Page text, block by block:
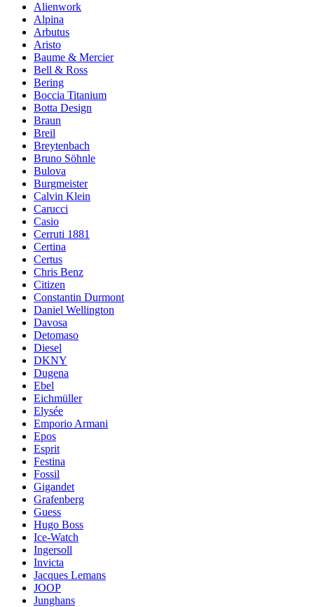
Alienwork
Alpina
Arbutus
Aristo
Baume & Mercier
Bell & Ross
Bering
Boccia Titanium
Botta Design
Braun
Breil
Breytenbach
Bruno Söhnle
Bulova
Burgmeister
Calvin Klein
Carucci
Casio
Cerruti 1881
Certina
Certus
Chris Benz
Citizen
Constantin Durmont
Daniel Wellington
Davosa
Detomaso
Diesel
DKNY
Dugena
Ebel
Eichmüller
Elysée
Emporio Armani
Epos
Esprit
Festina
Fossil
Gigandet
Grafenberg
Guess
Hugo Boss
Ice-Watch
Ingersoll
Invicta
Jacques Lemans
JOOP
Junghans